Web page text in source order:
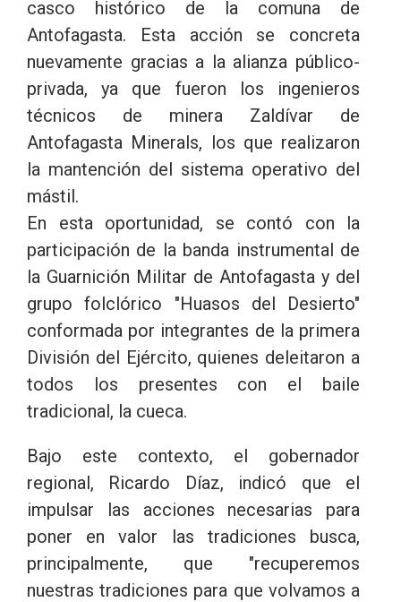
casco histórico de la comuna de
Antofagasta. Esta acción se concreta
nuevamente gracias a la alianza público-
privada, ya que fueron los ingenieros
técnicos de minera Zaldívar de
Antofagasta Minerals, los que realizaron
la mantención del sistema operativo del
mástil.
En esta oportunidad, se contó con la
participación de la banda instrumental de
la Guarnición Militar de Antofagasta y del
grupo folclórico "Huasos del Desierto"
conformada por integrantes de la primera
División del Ejército, quienes deleitaron a
todos los presentes con el baile
tradicional, la cueca.
Bajo este contexto, el gobernador
regional, Ricardo Díaz, indicó que el
impulsar las acciones necesarias para
poner en valor las tradiciones busca,
principalmente, que "recuperemos
nuestras tradiciones para que volvamos a